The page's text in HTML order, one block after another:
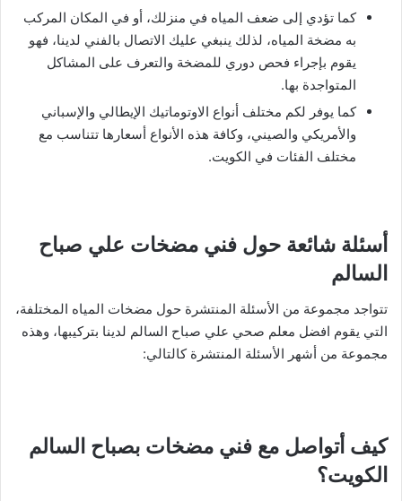
كما تؤدي إلى ضعف المياه في منزلك، أو في المكان المركب
به مضخة المياه، لذلك ينبغي عليك الاتصال بالفني لدينا، فهو
يقوم بإجراء فحص دوري للمضخة والتعرف على المشاكل
المتواجدة بها.
كما يوفر لكم مختلف أنواع الاوتوماتيك الإيطالي والإسباني
والأمريكي والصيني، وكافة هذه الأنواع أسعارها تتناسب مع
مختلف الفئات في الكويت.
أسئلة شائعة حول فني مضخات علي صباح
السالم
تتواجد مجموعة من الأسئلة المنتشرة حول مضخات المياه المختلفة،
التي يقوم افضل معلم صحي علي صباح السالم لدينا بتركيبها، وهذه
مجموعة من أشهر الأسئلة المنتشرة كالتالي:
كيف أتواصل مع فني مضخات بصباح السالم
الكويت؟